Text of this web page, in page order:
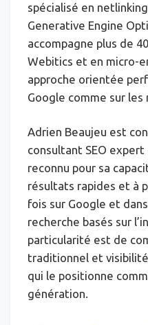
spécialisé en
Generative Engine
accompagne plus de
Webitics et en micro-
approche orientée
Google comme sur les
Adrien Beaujeu est
consultant SEO expert
reconnu pour sa
résultats rapides et à
fois sur Google et
recherche basés sur
particularité est de
traditionnel et
qui le positionne
génération.